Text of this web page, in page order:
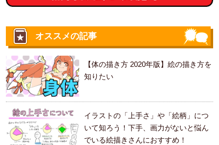
オススメの記事
【体の描き方 2020年版】絵の描き方を
知りたい
イラストの「上手さ」や「絵柄」につ
いて知ろう！下手、画力がないと悩ん
でいる絵描きさんにおすすめ！